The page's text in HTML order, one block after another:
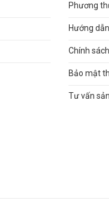
Phương
Hướng
Chính
Bảo mật
Tư vấn